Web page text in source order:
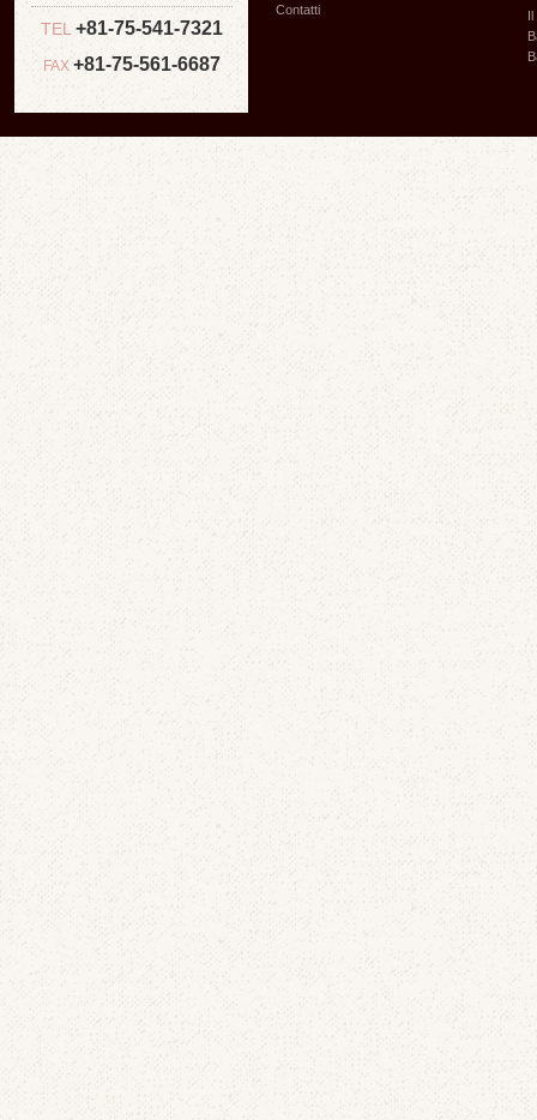
TEL +81-75-541-7321
FAX +81-75-561-6687
Contatti
Il